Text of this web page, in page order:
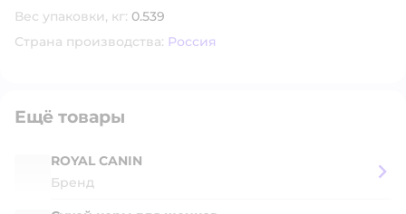
Вес упаковки, кг: 0.539
Страна производства: Россия
Ещё товары
ROYAL CANIN
Бренд